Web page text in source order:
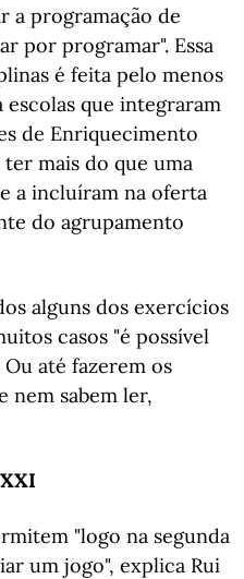
a programação de
por programar". Essa
é feita pelo menos
escolas que integraram
de Enriquecimento
mais do que uma
a incluíram na oferta
do agrupamento
alguns dos exercícios
casos "é possível
até fazerem os
nem sabem ler,
"logo na segunda
um jogo", explica Rui